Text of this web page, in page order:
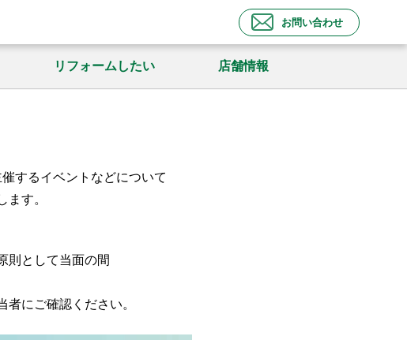
お問い合わせ
リフォームしたい 店舗情報
するイベントなどについて
ます。
則として当面の間
にご確認ください。